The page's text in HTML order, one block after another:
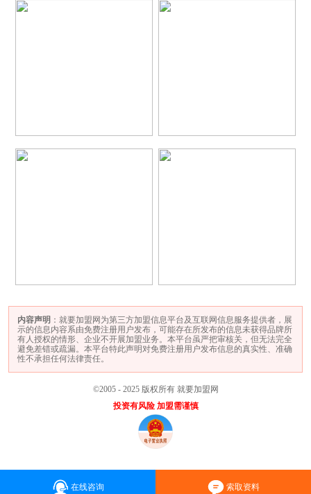
在线咨询 索取资料
内容声明 ：就要加盟网为第三方加盟信息平台及互联网信息服务提供者，展
示的信息内容系由免费注册用户发布，可能存在所发布的信息未获得品牌所
有人授权的情形、企业不开展加盟业务。本平台虽严把审核关，但无法完全
避免差错或疏漏。本平台特此声明对免费注册用户发布信息的真实性、准确
性不承担任何法律责任。
©2005 - 2025 版权所有 就要加盟网
投资有风险 加盟需谨慎